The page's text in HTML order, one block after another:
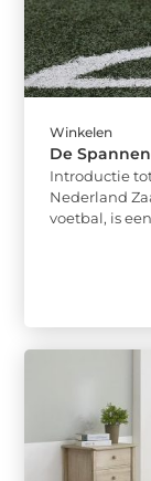
Winkelen
De
Introductie
Nederland
voetbal, is